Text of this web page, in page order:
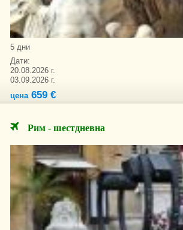
5 дни
Дати:
20.08.2026 г.
03.09.2026 г.
цена 659 €
Рим - шестдневна